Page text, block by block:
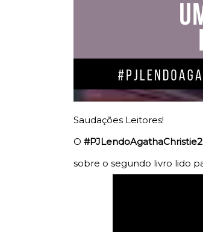
Saudações Leitores!
O
sobre o segundo livro lido